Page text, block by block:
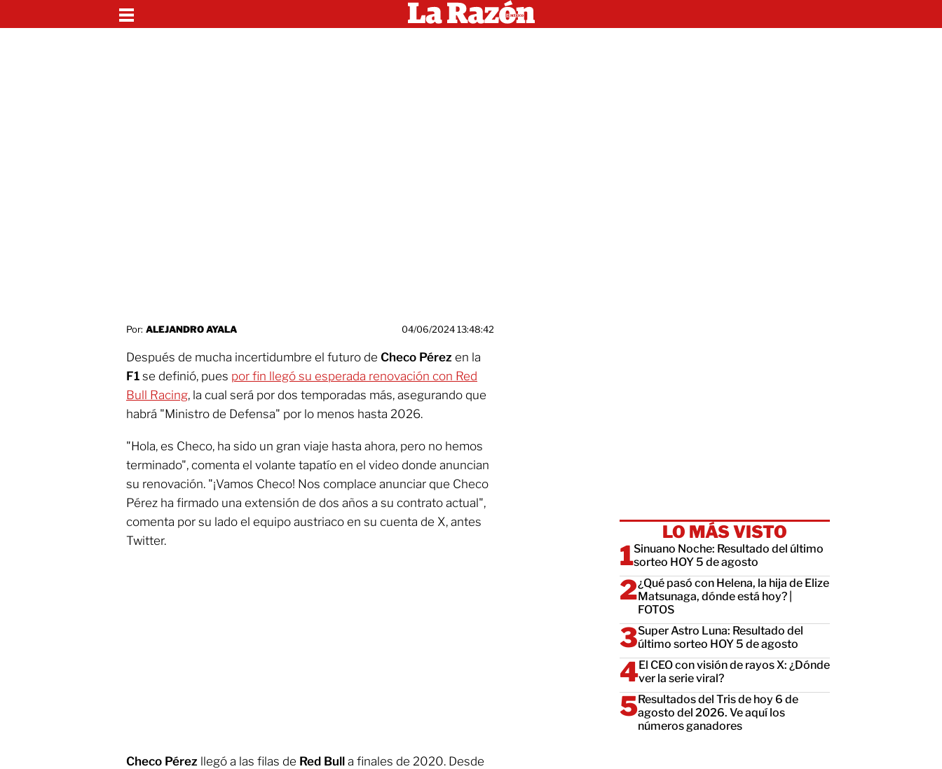
Por: ALEJANDRO AYALA 04/06/2024 13:48:42
Después de mucha incertidumbre el futuro de Checo Pérez en la
F1 se definió, pues por fin llegó su esperada renovación con Red
Bull Racing, la cual será por dos temporadas más, asegurando que
habrá "Ministro de Defensa" por lo menos hasta 2026.
"Hola, es Checo, ha sido un gran viaje hasta ahora, pero no hemos
terminado", comenta el volante tapatío en el video donde anuncian
su renovación. "¡Vamos Checo! Nos complace anunciar que Checo
Pérez ha firmado una extensión de dos años a su contrato actual",
comenta por su lado el equipo austriaco en su cuenta de X, antes
Twitter.
Checo Pérez llegó a las filas de Red Bull a finales de 2020. Desde
LO MÁS VISTO
Sinuano Noche: Resultado del último
sorteo HOY 5 de agosto
¿Qué pasó con Helena, la hija de Elize
Matsunaga, dónde está hoy? |
FOTOS
Super Astro Luna: Resultado del
último sorteo HOY 5 de agosto
El CEO con visión de rayos X: ¿Dónde
ver la serie viral?
Resultados del Tris de hoy 6 de
agosto del 2026. Ve aquí los
números ganadores